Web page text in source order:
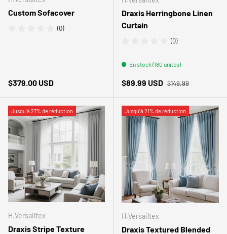
Custom Sofacover
(0)
Prix habituel
$379.00 USD
Draxis Herringbone Linen
Curtain
(0)
En stock (180 unités)
Prix soldé
$89.99 USD Prix habituel
$149.99
Jusqu’à 27% de réduction
H.Versailtex
Draxis Stripe Texture
Jusqu’à 21% de réduction
H.Versailtex
Draxis Textured Blended